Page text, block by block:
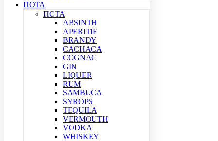
ΠΟΤΑ
ΠΟΤΑ
ABSINTH
APERITIF
BRANDY
CACHACA
COGNAC
GIN
LIQUER
RUM
SAMBUCA
SYROPS
TEQUILA
VERMOUTH
VODKA
WHISKEY